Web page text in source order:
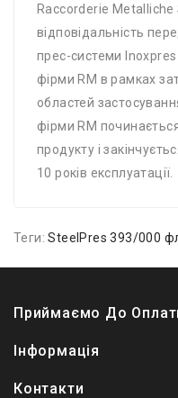
Raccorderie Metalliche
відповідальність
прес-системи
фірми RM в рамках
областей
фірми RM
продукту і
10 років експлуатації.
Теги:SteelPres 393/000
Приймаємо До
Інформація
Контакти